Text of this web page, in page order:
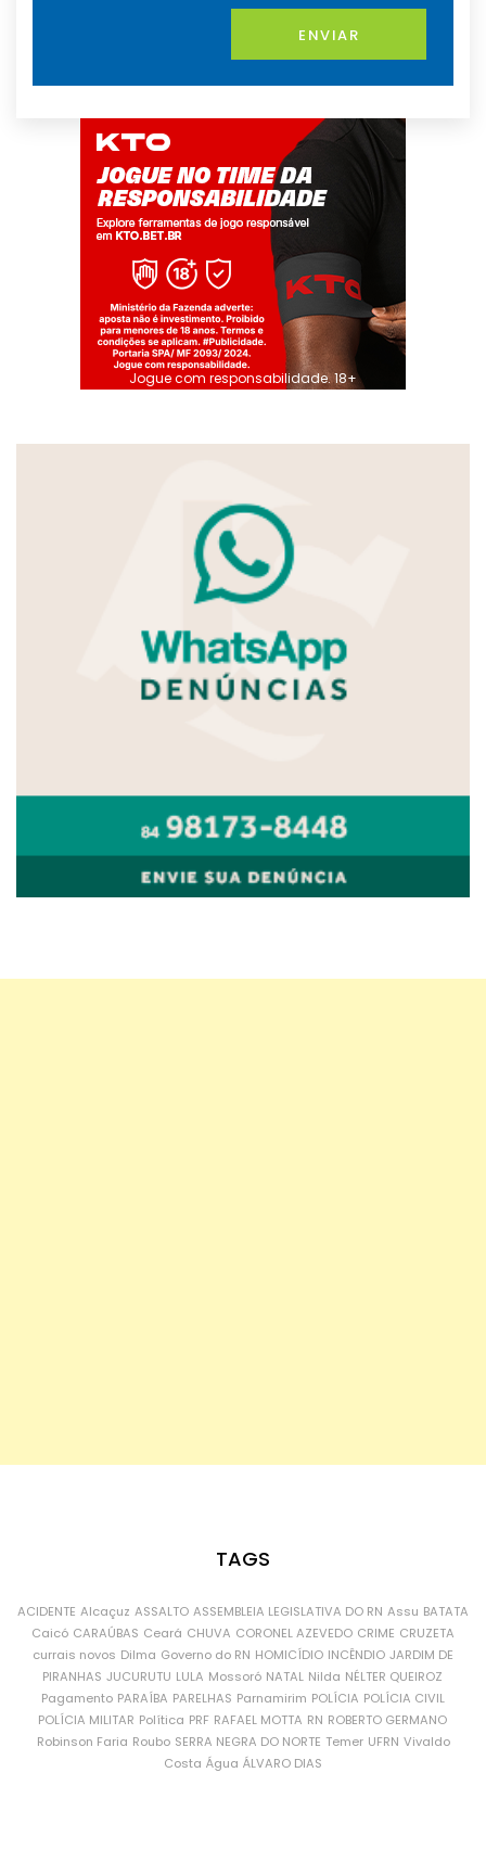
ENVIAR
Jogue com responsabilidade. 18+
TAGS
ACIDENTE Alcaçuz ASSALTO ASSEMBLEIA LEGISLATIVA DO RN Assu BATATA
Caicó CARAÚBAS Ceará CHUVA CORONEL AZEVEDO CRIME CRUZETA
currais novos Dilma Governo do RN HOMICÍDIO INCÊNDIO JARDIM DE
PIRANHAS JUCURUTU LULA Mossoró NATAL Nilda NÉLTER QUEIROZ
Pagamento PARAÍBA PARELHAS Parnamirim POLÍCIA POLÍCIA CIVIL
POLÍCIA MILITAR Política PRF RAFAEL MOTTA RN ROBERTO GERMANO
Robinson Faria Roubo SERRA NEGRA DO NORTE Temer UFRN Vivaldo
Costa Água ÁLVARO DIAS